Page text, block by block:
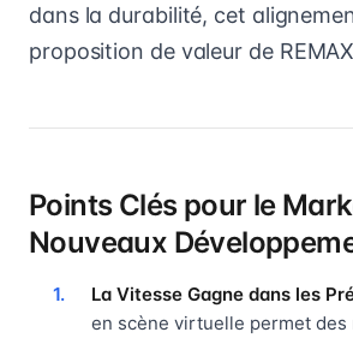
dans la durabilité, cet
proposition de valeur de
Points Clés pour le
Nouveaux
La Vitesse Gagne dans les
en scène virtuelle permet des